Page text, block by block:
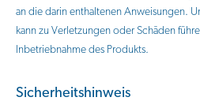
an die darin enthaltenen Anweisungen.
kann zu Verletzungen oder Schäden
Inbetriebnahme des Produkts.
Sicherheitshinweis